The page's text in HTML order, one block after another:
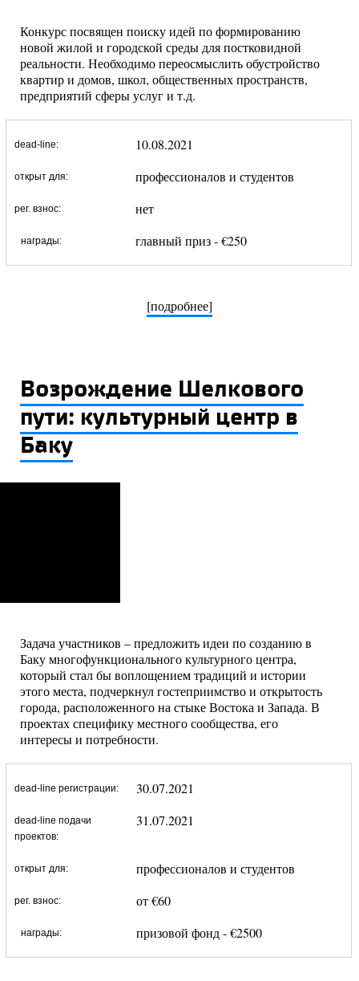
Конкурс посвящен поиску идей по формированию
новой жилой и городской среды для постковидной
реальности. Необходимо переосмыслить обустройство
квартир и домов, школ, общественных пространств,
предприятий сферы услуг и т.д.
dead-line: 10.08.2021
открыт для: профессионалов и студентов
рег. взнос: нет
награды: главный приз - €250
[подробнее]
Возрождение Шелкового
пути: культурный центр в
Баку
Задача участников – предложить идеи по созданию в
Баку многофункционального культурного центра,
который стал бы воплощением традиций и истории
этого места, подчеркнул гостеприимство и открытость
города, расположенного на стыке Востока и Запада. В
проектах специфику местного сообщества, его
интересы и потребности.
dead-line регистрации: 30.07.2021
dead-line подачи
проектов:
31.07.2021
открыт для: профессионалов и студентов
рег. взнос: от €60
награды: призовой фонд - €2500